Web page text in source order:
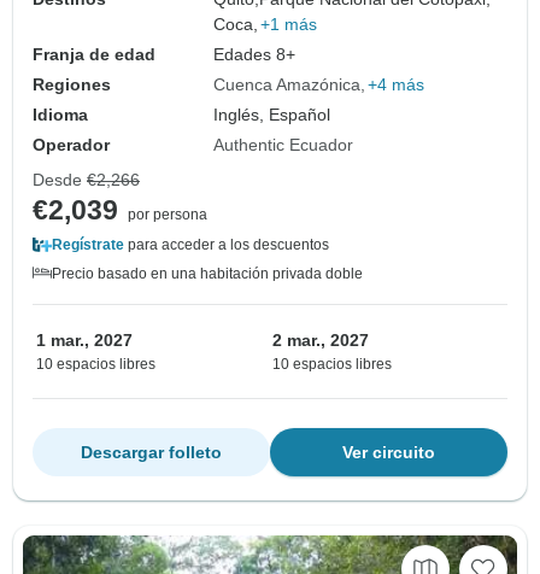
Coca, +1 más
Franja de edad
Edades 8+
Regiones
Cuenca Amazónica +4 más
Idioma
Inglés, Español
Operador
Authentic Ecuador
Desde €2,266
€2,039
por persona
Regístrate para acceder a los descuentos
Precio basado en una habitación privada doble
1 mar., 2027
10 espacios libres
2 mar., 2027
10 espacios libres
Ver circuito
Descargar folleto